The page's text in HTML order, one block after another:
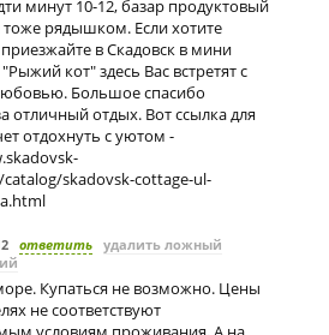
минут 10-12, базар продуктовый
рядышком. Если хотите
в Скадовск в мини
кот" здесь Вас встретят с
Большое спасибо
отличный отдых. Вот ссылка для
отдохнуть с уютом -
skadovsk-cottage-ul-
ответить удалить ложный
Купаться не возможно. Цены
не соответствуют